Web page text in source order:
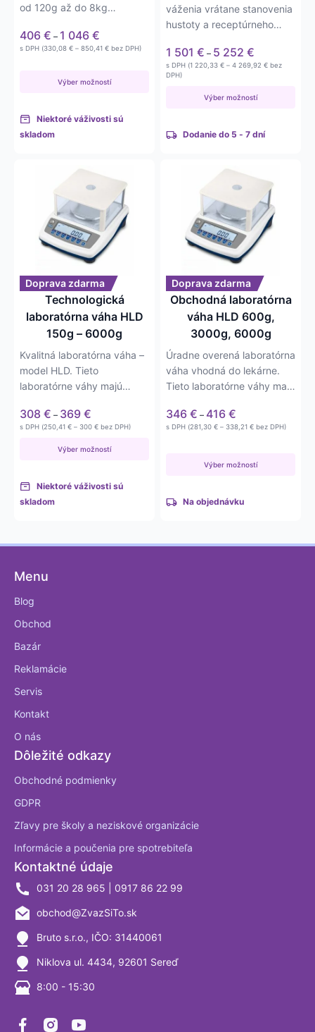
od 120g až do 8kg
406 € – 1 046 €
range:
1 046 €
s DPH (330,08 € – 850,41 €Price
850,41 €
bez DPH)
Výber možností
Niektoré váživosti sú
skladom
váženia vrátane stanovenia
hustoty a receptúrneho
1 501 € – 5 252 €
range:
5 252 €
s DPH (1 220,33 € – 4 269,92 €Price
bez
DPH)
Výber možností
Dodanie do 5 - 7 dní
Doprava zdarma
Technologická
laboratórna váha HLD
150g – 6000g
Kvalitná laboratórna váha –
model HLD. Tieto
laboratórne váhy majú
až…
308 € – 369 €
range:
through
s DPH (250,41 € – 300 €Price
250,41 €
bez DPH)
Výber možností
viacero
variantov.
Možnosti
môžete
vybrať
na
stránke
produktu.
Niektoré váživosti sú
skladom
Doprava zdarma
Obchodná laboratórna
váha HLD 600g,
3000g, 6000g
Úradne overená laboratórna
váha vhodná do lekárne.
Tieto laboratórne váhy majú
346 € – 416 €
range:
416 €
s DPH (281,30 € – 338,21 €Price
338,21 €
bez DPH)
Výber možností
viacero
variantov.
Možnosti
môžete
vybrať
stránke
produktu.
Na objednávku
Menu
Blog
Obchod
Bazár
Reklamácie
Servis
Kontakt
O nás
Dôležité odkazy
Obchodné podmienky
GDPR
Zľavy pre školy a neziskové organizácie
Informácie a poučenia pre spotrebiteľa
Kontaktné údaje
031 20 28 965 | 0917 86 22 99
obchod@ZvazSiTo.sk
Bruto s.r.o., IČO: 31440061
Niklova ul. 4434, 92601 Sereď
8:00 - 15:30